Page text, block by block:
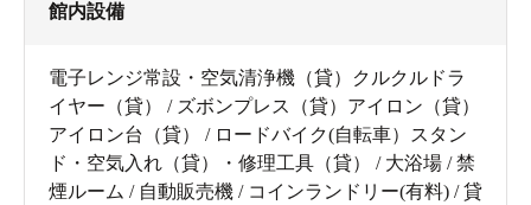
館内設備
電子レンジ常設・空気清浄機（貸）クルクルドラ
イヤー（貸） / ズボンプレス（貸）アイロン（貸）
アイロン台（貸） / ロードバイク(自転車）スタン
ド・空気入れ（貸）・修理工具（貸） / 大浴場 / 禁
煙ルーム / 自動販売機 / コインランドリー(有料) / 貸